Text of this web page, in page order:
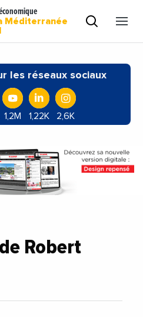
Méditerranée
les réseaux sociaux
1,2M 1,22K 2,6K
Robert